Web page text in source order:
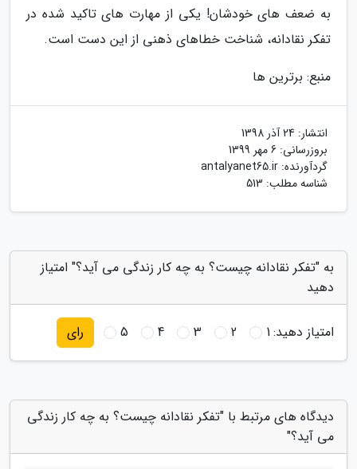
به ضعف های خودشان! یکی از مهارت های تاکید شده در
تفکر نقادانه، شناخت خطاهای ذهنی از این دست است.
منبع: برترین ها
انتشار: 24 آذر 1398
بروزرسانی: 6 مهر 1399
گردآورنده: antalyanet65.ir
شناسه مطلب: 513
به "تفکر نقادانه چیست؟ به چه کار زندگی می آید؟" امتیاز
دهید
امتیاز دهید:1
2
3
4
5 رای
دیدگاه های مرتبط با "تفکر نقادانه چیست؟ به چه کار زندگی
می آید؟"